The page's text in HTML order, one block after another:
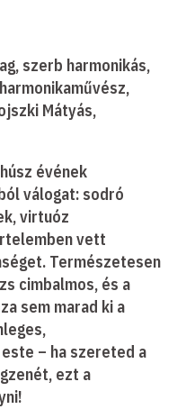
szerb harmonikás,
Mátyás,
évének
válogat: sodró
virtuóz
vett
Természetesen
cimbalmos, és a
sem marad ki a
– ha szereted a
ezt a